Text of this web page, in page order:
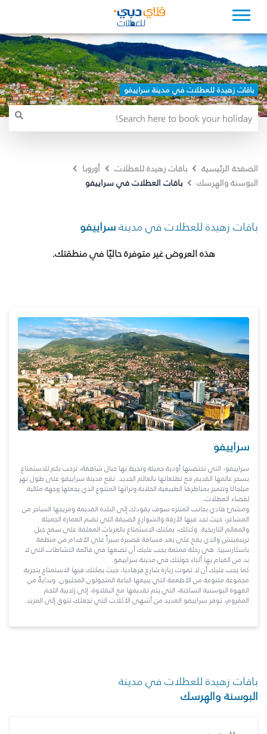
باقات زهيدة للعطلات في مدينة سراييفو
الصفحة الرئيسية باقات زهيدة للعطلات
أوروبا
البوسنة والهرسك
باقات العطلات في سراييفو
باقات زهيدة للعطلات في مدينةسراييفو
هذه العروض غير متوفرة حاليًا في منطقتك.
سراييفو
سراييفو، التي تحتضنها أودية جميلة وتحيط بها جبال شاهقة، ترحب بكم للاستمتاع
بسحر عالمها القديم مع تطلعاتها بالعالم الجديد. تقع مدينة سراييفو على طول نهر
ميلجاكا وتتميز بمناظرها الطبيعية الخلابة وتراثها المتنوع الذي يجعلها وجهة مثالية
لقضاء العطلات.
ومشئ هادي بجانب المنتزه سوف يقودك إلى البلدة القديمة ومزيجها الساحر من
المشاعر، حيث تجد فيها الأزقة والشوارع الضيقة التي تضم العمارة الجميلة
والمعالم التاريخية. وكذلك، يمكنك الاستمتاع بالعربات المعلقة على سفح جبل
تريبفيتش والذي يقع على بعد مسافة قصيرة سيراً على الأقدام من منطقة
باسكارسييا. هي رحلة ممتعة يجب عليك أن تضعها في قائمة النشاطات التي لا
بد من القيام بها أثناء جولتك في مدينة سراييفو.
كما يجب عليك أن لا تفوت زيارة شارع فرهاديا، حيث يمكنك فيها الاستمتاع بتجربة
مجموعة متنوعة من الأطعمة التي يبيعها الباعة المتجولون المحليون. وبدايةً من
القهوة البوسنية الساخنة، التي يتم تقديمها مع البقلاوة، إلى زلابية اللحم
المفروم، توفر سراييفو العديد من أشهى الأكلات التي تجعلك تتوق إلى المزيد.
باقات زهيدة للعطلات في مدينة
البوسنة والهرسك